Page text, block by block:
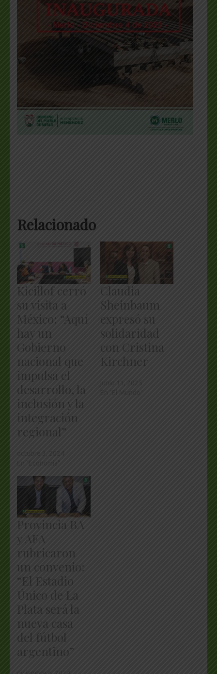
Relacionado
Kicillof cerró
su visita a
México: “Aquí
hay un
Gobierno
nacional que
impulsa el
desarrollo, la
inclusión y la
integración
regional”
Claudia
Sheinbaum
expresó su
solidaridad
con Cristina
Kirchner
Provincia BA
y AFA
rubricaron
un convenio:
“El Estadio
Único de La
Plata será la
nueva casa
del fútbol
argentino”